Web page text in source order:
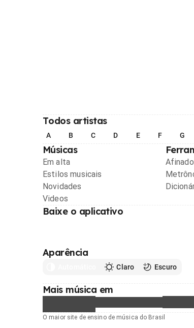
Todos artistas
A B C D E F G
Músicas
Em alta
Estilos musicais
Novidades
Videos
Baixe o aplicativo
Aparência
Claro Escuro
Mais música em
O maior site de ensino de música do Brasil